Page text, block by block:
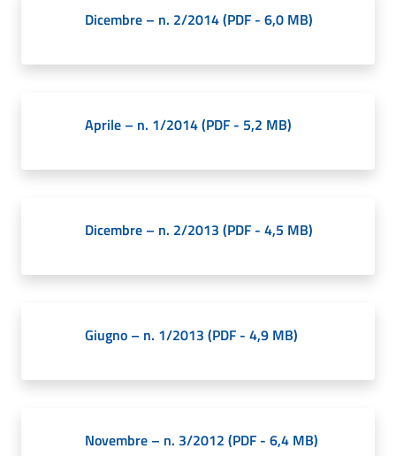
Dicembre – n. 2/2014(PDF - 6,0 MB)
Aprile – n. 1/2014(PDF - 5,2 MB)
Dicembre – n. 2/2013 (PDF - 4,5 MB)
Giugno – n. 1/2013 (PDF - 4,9 MB)
Novembre – n. 3/2012 (PDF - 6,4 MB)